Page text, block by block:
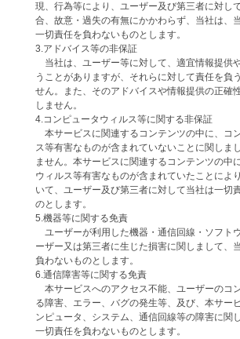
現、行為等により、ユーザー及び第三者に対し
合、故意・過失の有無にかかわらず、当社は、
一切責任を負わないものとします。
3.アドバイス等の非保証
当社は、ユーザー等に対して、適宜情報提供
うことがありますが、それらに対して責任を負
せん。また、そのアドバイスや情報提供の正確
しません。
4.コンピュータウィルス等に関する非保証
本サービスに関連するコンテンツの中に、コ
ス等有害なものが含まれていないことに関しま
ません。本サービスに関連するコンテンツの中
ウィルス等有害なものが含まれていたことによ
いて、ユーザー及び第三者に対して当社は一切
のとします。
5.機器等に関する免責
ユーザーが利用した機器・通信回線・ソフト
ーザー又は第三者に生じた損害に関しまして、
負わないものとします。
6.通信障害等に関する免責
本サービスへのアクセス不能、ユーザーのコ
る障害、エラー、バグの発生等、及び、本サー
ンピュータ、システム、通信回線等の障害に関
一切責任を負わないものとします。